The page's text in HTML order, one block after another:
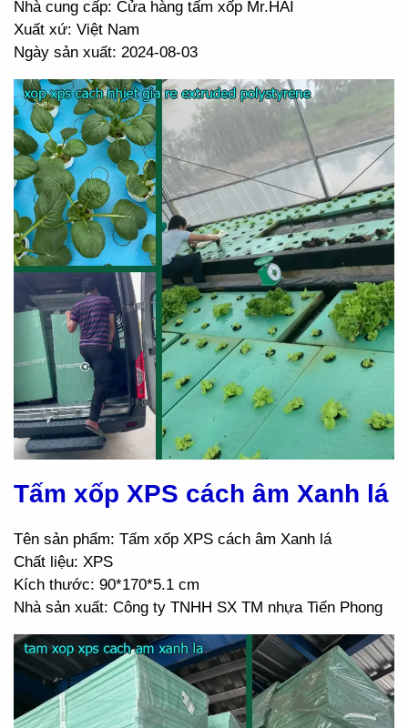
Nhà cung cấp: Cửa hàng tấm xốp Mr.HẢI
Xuất xứ: Việt Nam
Ngày sản xuất: 2024-08-03
Tấm xốp XPS cách âm Xanh lá
Tên sản phẩm: Tấm xốp XPS cách âm Xanh lá
Chất liệu: XPS
Kích thước: 90*170*5.1 cm
Nhà sản xuất: Công ty TNHH SX TM nhựa Tiến Phong